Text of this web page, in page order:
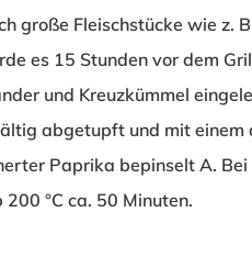
große Fleischstücke wie z.
es 15 Stunden vor dem
und Kreuzkümmel
abgetupft und mit
Paprika bepinselt A.
°C ca. 50 Minuten.